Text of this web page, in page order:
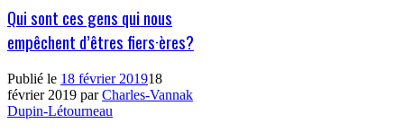
Qui sont ces gens qui nous
empêchent d’êtres fiers·ères?
Publié le 18 février 201918
février 2019 parCharles-Vannak
Dupin-Létourneau